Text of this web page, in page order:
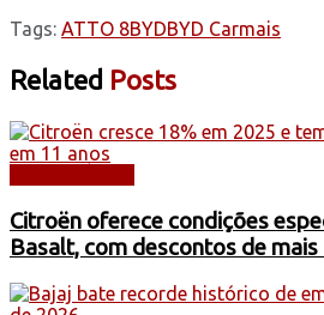
Tags: ATTO 8BYDBYD Carmais
Related Posts
Citroën oferece condições
Basalt, com descontos de mais